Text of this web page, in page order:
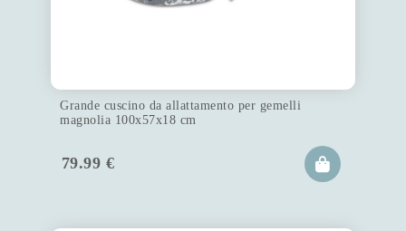
Grande cuscino da allattamento per gemelli
magnolia 100x57x18 cm
79.99 €